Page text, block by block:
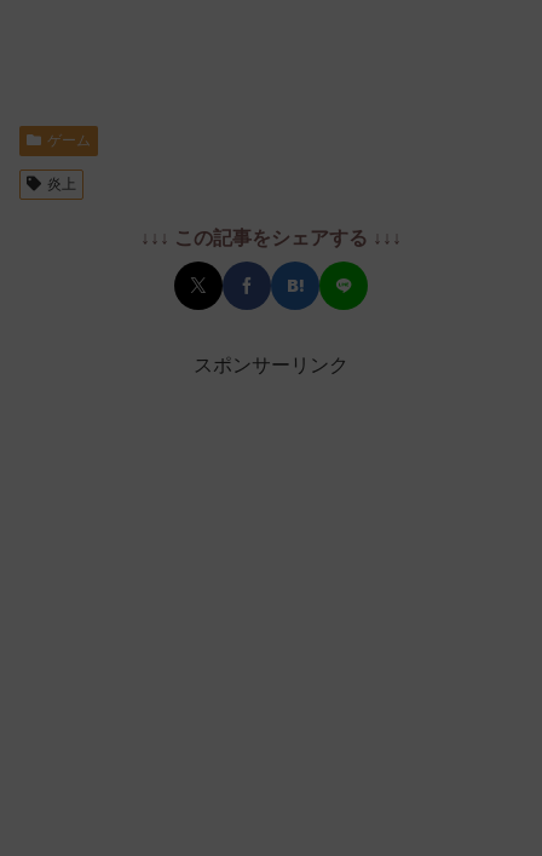
ゲーム
炎上
↓↓↓ この記事をシェアする ↓↓↓
スポンサーリンク